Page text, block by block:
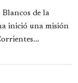
Blancos de la
inició una misión